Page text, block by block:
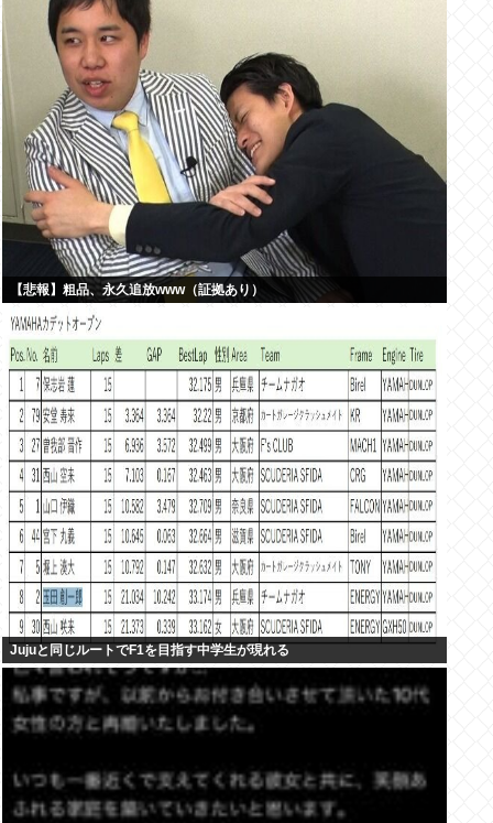
【悲報】粗品、永久追放www（証拠あり）
Jujuと同じルートでF1を目指す中学生が現れる